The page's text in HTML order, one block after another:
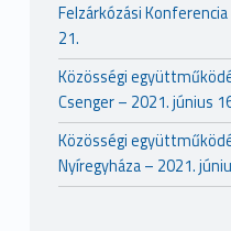
Felzárkózási
21.
Közösségi
Csenger – 2021. június
Közösségi
Nyíregyháza – 2021.